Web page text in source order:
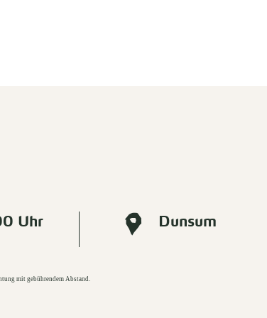
Uhr Dunsum
mit gebührendem Abstand.